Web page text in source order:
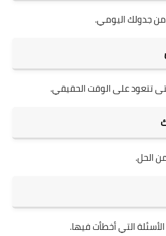
جدولك اليومي.
تتعود على الوقت الحقيقي.
الحل.
التي أخطأت فيها.